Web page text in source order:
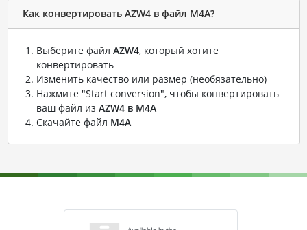
Как конвертировать AZW4 в файл M4A?
Выберите файл AZW4, который хотите
конвертировать
Изменить качество или размер (необязательно)
Нажмите "Start conversion", чтобы конвертировать
ваш файл из AZW4 в M4A
Скачайте файл M4A